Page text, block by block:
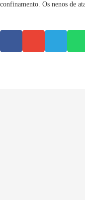
confinamento. Os nenos de